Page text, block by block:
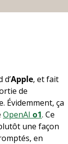
d’Apple, et fait
Évidemment, ça
OpenAI o1. Ce
une façon
en